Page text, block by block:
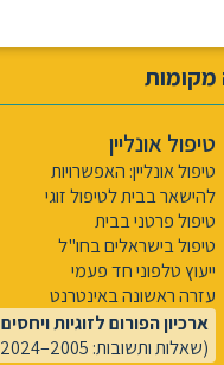
מקומות
טיפול אונליין
טיפול אונליין: האפשרויות
להישאר בבית לטיפול זוגי
טיפול פרטני בבית
טיפול בישראלים בחו"ל
ייעוץ טלפוני חד פעמי
עזרה ראשונה באינטרנט
ארכיון הפורום לזוגיות ויחסים
(שאלות ותשובות: 2005–2024)